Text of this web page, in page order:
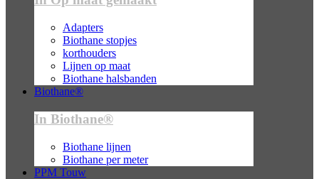
Adapters
Biothane stopjes
korthouders
Lijnen op maat
Biothane halsbanden
Biothane®
In Biothane®
Biothane lijnen
Biothane per meter
PPM Touw